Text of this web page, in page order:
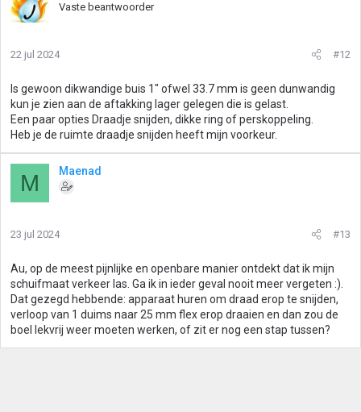
Vaste beantwoorder
22 jul 2024 #12
Is gewoon dikwandige buis 1" ofwel 33.7 mm is geen dunwandig
kun je zien aan de aftakking lager gelegen die is gelast.
Een paar opties Draadje snijden, dikke ring of perskoppeling.
Heb je de ruimte draadje snijden heeft mijn voorkeur.
M Maenad
23 jul 2024 #13
Au, op de meest pijnlijke en openbare manier ontdekt dat ik mijn
schuifmaat verkeer las. Ga ik in ieder geval nooit meer vergeten :).
Dat gezegd hebbende: apparaat huren om draad erop te snijden,
verloop van 1 duims naar 25 mm flex erop draaien en dan zou de
boel lekvrij weer moeten werken, of zit er nog een stap tussen?